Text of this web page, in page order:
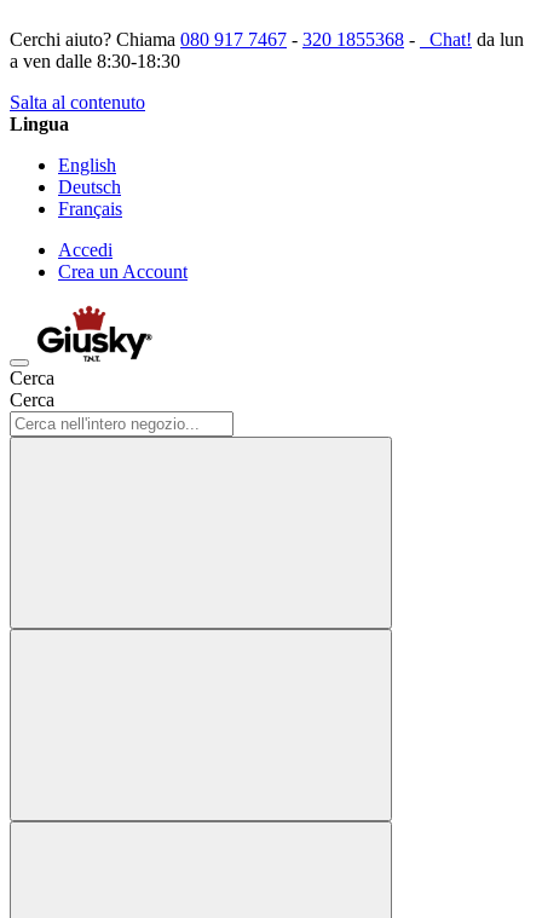
Cerchi aiuto? Chiama 080 917 7467 - 320 1855368 - Chat! da lun
a ven dalle 8:30-18:30
Salta al contenuto
Lingua
English
Deutsch
Français
Accedi
Crea un Account
Cerca
Cerca